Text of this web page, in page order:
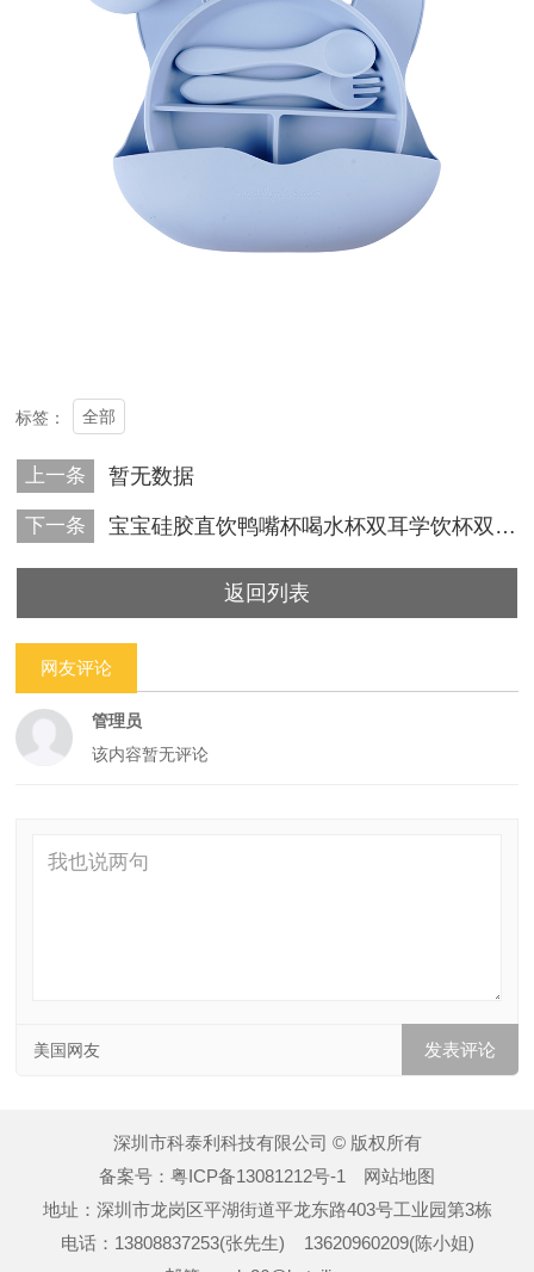
标签： 全部
上一条 暂无数据
下一条 宝宝硅胶直饮鸭嘴杯喝水杯双耳学饮杯双盖合一
返回列表
网友评论
管理员
该内容暂无评论
美国网友
深圳市科泰利科技有限公司 © 版权所有
备案号： 粤ICP备13081212号-1
网站地图
地址：深圳市龙岗区平湖街道平龙东路403号工业园第3栋
电话：13808837253(张先生) 13620960209(陈小姐)